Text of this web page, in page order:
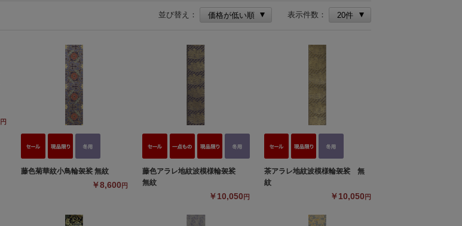
並び替え： 表示件数：
円
藤色菊華紋小鳥輪袈裟 無紋
￥8,600 円
藤色アラレ地紋波模様輪袈裟
無紋
￥10,050 円
茶アラレ地紋波模様輪袈裟 無
紋
￥10,050 円